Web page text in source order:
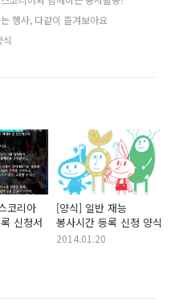
행사, 다같이 즐겨보아요
코리아
신청서
[양식] 일반 재능
봉사시간 등록 신청 양식
2014.01.20